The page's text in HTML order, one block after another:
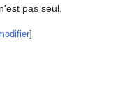
pas seul.
]